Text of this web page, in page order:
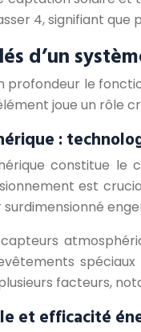
4, signifiant que
d’un
profondeur le
joue un rôle
:
constitue le
est
surdimensionné
facteurs,
et efficacité